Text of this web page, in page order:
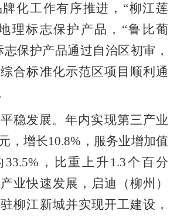
化工作有序推进， “柳江莲
理标志保护产品， “鲁比葡
保护产品通过自治区初审，
合标准化示范区项目顺利通
稳发展。年内实现第三产业
，增长10.8% ，服务业增加值
33.5% ，比重上升 1.3个百分
业快速发展，启迪（柳州）
柳江新城并实现开工建设，